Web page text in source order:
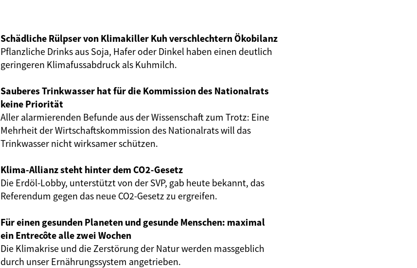
Schädliche Rülpser von Klimakiller Kuh verschlechtern Ökobilanz
Pflanzliche Drinks aus Soja, Hafer oder Dinkel haben einen deutlich
geringeren Klimafussabdruck als Kuhmilch.
Sauberes Trinkwasser hat für die Kommission des Nationalrats
keine Priorität
Aller alarmierenden Befunde aus der Wissenschaft zum Trotz: Eine
Mehrheit der Wirtschaftskommission des Nationalrats will das
Trinkwasser nicht wirksamer schützen.
Klima-Allianz steht hinter dem CO2-Gesetz
Die Erdöl-Lobby, unterstützt von der SVP, gab heute bekannt, das
Referendum gegen das neue CO2-Gesetz zu ergreifen.
Für einen gesunden Planeten und gesunde Menschen: maximal
ein Entrecôte alle zwei Wochen
Die Klimakrise und die Zerstörung der Natur werden massgeblich
durch unser Ernährungssystem angetrieben.